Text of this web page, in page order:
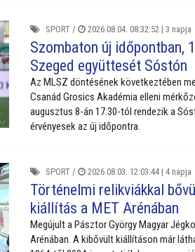
SPORT/ 2026.08.04. 08:32:52 | 3 napja
Szombaton új időpontban,
Szeged együttesét Sóstón
Az MLSZ döntésének következtében
Csanád Grosics Akadémia elleni
augusztus 8-án 17.30-tól rendezik a
érvényesek az új időpontra.
SPORT/ 2026.08.03. 12:03:44 | 4 napja
Történelmi relikviákkal
kiállítás a MET Arénában
Megújult a Pásztor György Magyar
Arénában. A kibővült kiállításon már